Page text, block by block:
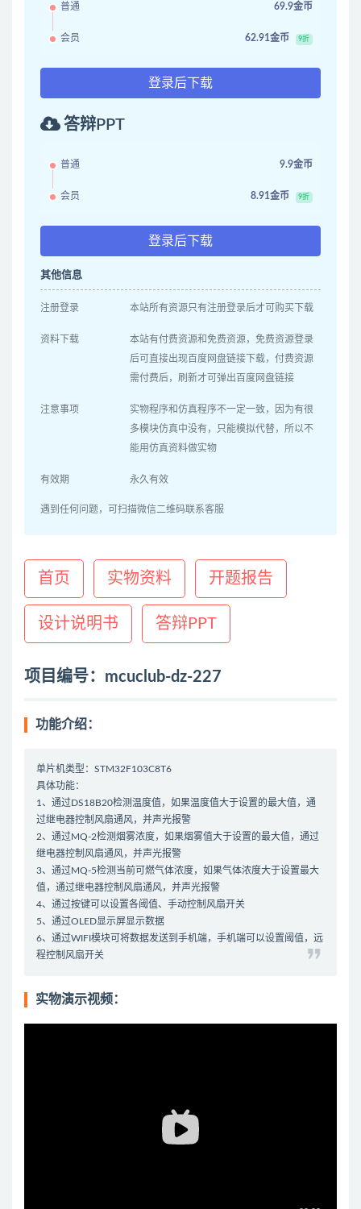
普通 69.9金币
会员 62.91金币 9折
登录后下载
答辩PPT
普通 9.9金币
会员 8.91金币 9折
登录后下载
其他信息
注册登录 本站所有资源只有注册登录后才可购买下载
资料下载
本站有付费资源和免费资源，免费资源登录
后可直接出现百度网盘链接下载，付费资源
需付费后，刷新才可弹出百度网盘链接
注意事项
实物程序和仿真程序不一定一致，因为有很
多模块仿真中没有，只能模拟代替，所以不
能用仿真资料做实物
有效期 永久有效
遇到任何问题，可扫描微信二维码联系客服
首页 实物资料 开题报告
设计说明书 答辩PPT
项目编号：mcuclub-dz-227
功能介绍：
单片机类型：STM32F103C8T6
具体功能：
1、通过DS18B20检测温度值，如果温度值大于设置的最大值，通
过继电器控制风扇通风，并声光报警
2、通过MQ-2检测烟雾浓度，如果烟雾值大于设置的最大值，通过
继电器控制风扇通风，并声光报警
3、通过MQ-5检测当前可燃气体浓度，如果气体浓度大于设置最大
值，通过继电器控制风扇通风，并声光报警
4、通过按键可以设置各阈值、手动控制风扇开关
5、通过OLED显示屏显示数据
6、通过WIFI模块可将数据发送到手机端，手机端可以设置阈值，远
程控制风扇开关
实物演示视频：